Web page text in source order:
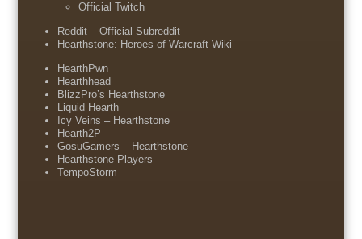
Official Twitch
Reddit – Official Subreddit
Hearthstone: Heroes of Warcraft Wiki
HearthPwn
Hearthhead
BlizzPro’s Hearthstone
Liquid Hearth
Icy Veins – Hearthstone
Hearth2P
GosuGamers – Hearthstone
Hearthstone Players
TempoStorm